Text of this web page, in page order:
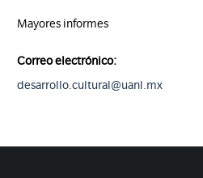
Mayores informes
Correo electrónico:
desarrollo.cultural@uanl.mx